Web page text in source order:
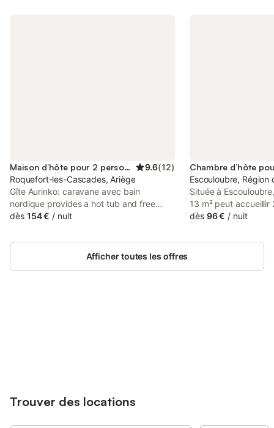
Maison d’hôte pour 2 personnes 9.6(12)
Roquefort-les-Cascades, Ariège
Gîte Aurinko: caravane avec bain
nordique provides a hot tub and free
private parking, and is within 48 km of
Castle.
dès 154 € / nuit
Escouloubre, Région
Située à
13 m² peut accueillir
constitue un point
comprend une
également un
dès 96 € / nuit
Afficher toutes les offres
Trouver des locations